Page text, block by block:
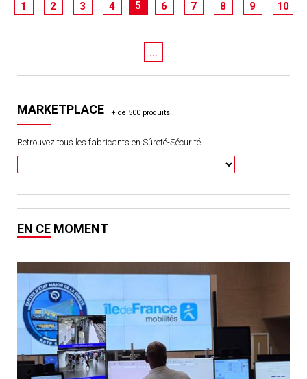
1 2 3 4 5 6 7 8 9 10
…
MARKETPLACE
Retrouvez tous les fabricants en Sûreté-Sécurité
EN CE MOMENT